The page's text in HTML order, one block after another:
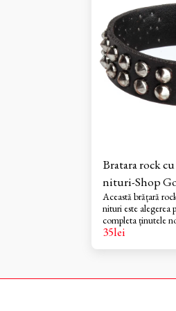
Bratara rock
nituri-Shop
Această brățară
nituri este alegerea
completa ținutele
Rock ingusta din
35lei